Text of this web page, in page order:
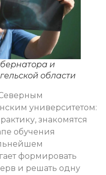
и
области
университетом:
знакомятся
обучения
формировать
и решать одну